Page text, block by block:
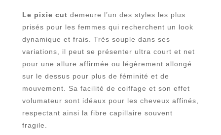
Le pixie cut demeure l’un des styles les plus
prisés pour les femmes qui recherchent un look
dynamique et frais. Très souple dans ses
variations, il peut se présenter ultra court et net
pour une allure affirmée ou légèrement allongé
sur le dessus pour plus de féminité et de
mouvement. Sa facilité de coiffage et son effet
volumateur sont idéaux pour les cheveux affinés,
respectant ainsi la fibre capillaire souvent
fragile.